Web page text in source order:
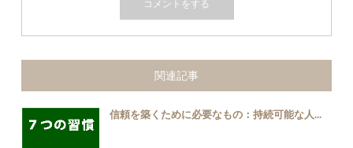
関連記事
信頼を築くために必要なもの：持続可能な人...